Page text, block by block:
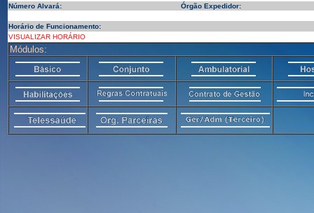
Número Alvará:
Órgão Expedidor:
Horário de Funcionamento:
VISUALIZAR HORÁRIO
Módulos: